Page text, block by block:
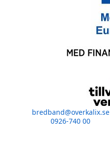
bredband@overkalix.se
0926-740 00